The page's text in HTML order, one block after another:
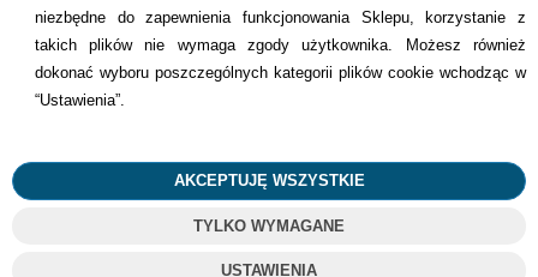
niezbędne do zapewnienia funkcjonowania Sklepu, korzystanie z
takich plików nie wymaga zgody użytkownika. Możesz również
dokonać wyboru poszczególnych kategorii plików cookie wchodząc w
“Ustawienia”.
AKCEPTUJĘ WSZYSTKIE
TYLKO WYMAGANE
USTAWIENIA
Kontakt
+48 22 113 4446
Wszelkie Prawa Zastrzeżone